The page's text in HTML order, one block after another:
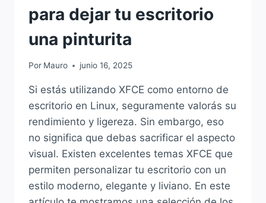
para dejar tu escritorio
una pinturita
Por Mauro junio 16, 2025
Si estás utilizando XFCE como entorno de
escritorio en Linux, seguramente valorás su
rendimiento y ligereza. Sin embargo, eso
no significa que debas sacrificar el aspecto
visual. Existen excelentes temas XFCE que
permiten personalizar tu escritorio con un
estilo moderno, elegante y liviano. En este